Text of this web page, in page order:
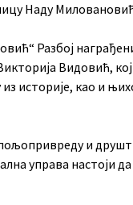
Наду
Разбој
Видовић,
историје, као и
и
управа настоји